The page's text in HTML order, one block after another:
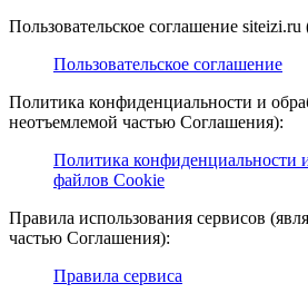
Пользовательское соглашение
Пользовательское соглашение
Политика конфиденциальности и
неотъемлемой частью Соглашения):
Политика конфиденциальности
файлов Cookie
Правила использования сервисов
частью Соглашения):
Правила сервиса